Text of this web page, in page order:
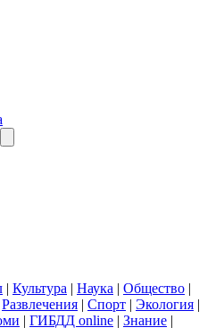
| Культура | Наука | Общество |
Развлечения | Спорт | Экология |
| ГИБДД online | Знание |